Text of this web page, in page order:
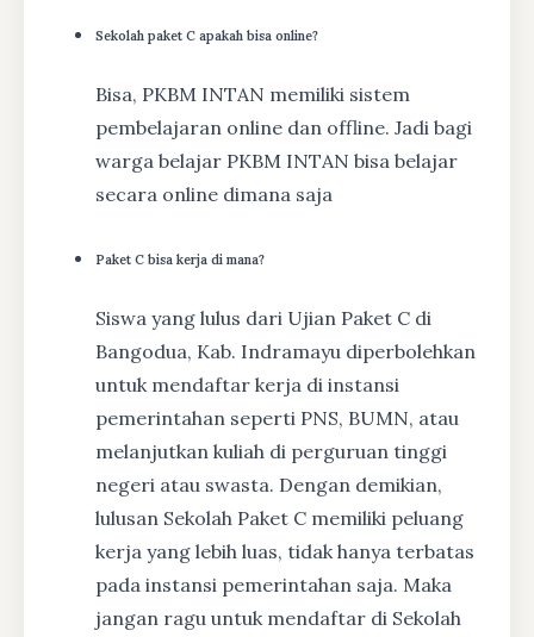
Sekolah paket C apakah bisa online?
Bisa, PKBM INTAN memiliki sistem
pembelajaran online dan offline. Jadi bagi
warga belajar PKBM INTAN bisa belajar
secara online dimana saja
Paket C bisa kerja di mana?
Siswa yang lulus dari Ujian Paket C di
Bangodua, Kab. Indramayu diperbolehkan
untuk mendaftar kerja di instansi
pemerintahan seperti PNS, BUMN, atau
melanjutkan kuliah di perguruan tinggi
negeri atau swasta. Dengan demikian,
lulusan Sekolah Paket C memiliki peluang
kerja yang lebih luas, tidak hanya terbatas
pada instansi pemerintahan saja. Maka
jangan ragu untuk mendaftar di Sekolah